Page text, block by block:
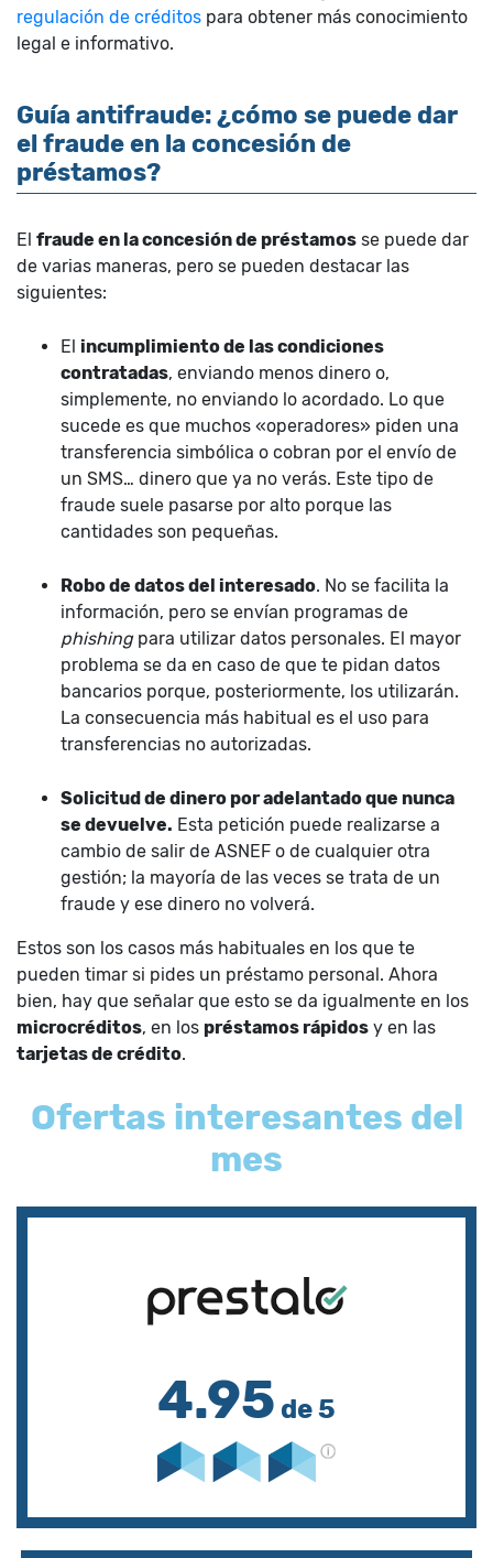
regulación de créditos para obtener más conocimiento
legal e informativo.
Guía antifraude: ¿cómo se puede dar
el fraude en la concesión de
préstamos?
El fraude en la concesión de préstamos se puede dar
de varias maneras, pero se pueden destacar las
siguientes:
El incumplimiento de las condiciones
contratadas, enviando menos dinero o,
simplemente, no enviando lo acordado. Lo que
sucede es que muchos «operadores» piden una
transferencia simbólica o cobran por el envío de
un SMS… dinero que ya no verás. Este tipo de
fraude suele pasarse por alto porque las
cantidades son pequeñas.
Robo de datos del interesado. No se facilita la
información, pero se envían programas de
phishingpara utilizar datos personales. El mayor
problema se da en caso de que te pidan datos
bancarios porque, posteriormente, los utilizarán.
La consecuencia más habitual es el uso para
transferencias no autorizadas.
Solicitud de dinero por adelantado que nunca
se devuelve. Esta petición puede realizarse a
cambio de salir de ASNEF o de cualquier otra
gestión; la mayoría de las veces se trata de un
fraude y ese dinero no volverá.
Estos son los casos más habituales en los que te
pueden timar si pides un préstamo personal. Ahora
bien, hay que señalar que esto se da igualmente en los
microcréditos, en los préstamos rápidos y en las
tarjetas de crédito.
Ofertas interesantes del
mes
4.95 de 5